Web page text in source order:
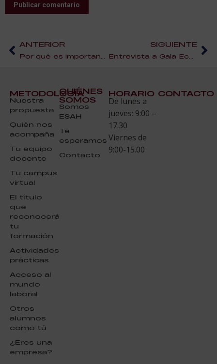
Publicar comentario
ANTERIOR SIGUIENTE
METODOLOGÍA
Nuestra
propuesta
Quién nos
acompaña
Tu equipo
docente
Tu campus
virtual
El título
que
reconocerá
tu
formación
Actividades
prácticas
Acceso al
mundo
laboral
Otros
alumnos
como tú
¿Eres una
empresa?
QUIÉNES
SOMOS
Somos
ESAH
Te
esperamos
Contacto
HORARIO
De lunes a
jueves: 9:00 –
17.30
Viernes de
9:00-15.00
CONTACTO